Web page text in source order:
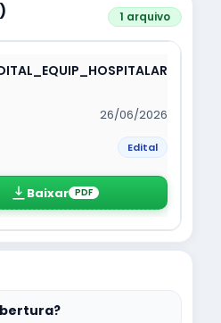
1 arquivo
26/06/2026
Edital
Baixar PDF